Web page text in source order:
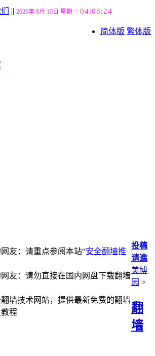
|| 2026年 8月 10日 星期一 04:08:25
简体版 繁体版
友：请重点参阅本站“安全翻墙推
友：请勿直接在国内网盘下载翻墙
墙技术网站，提供最新免费的翻墙
程
投稿
请進
美博
园 >
翻
墙